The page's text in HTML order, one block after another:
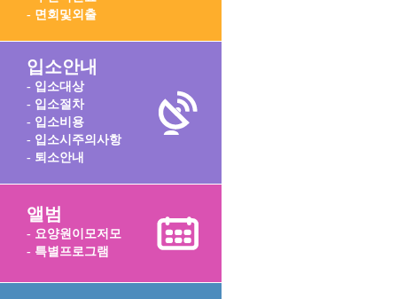
- 면회및외출
입소안내
- 입소대상
- 입소절차
- 입소비용
- 입소시주의사항
- 퇴소안내
앨범
- 요양원이모저모
- 특별프로그램